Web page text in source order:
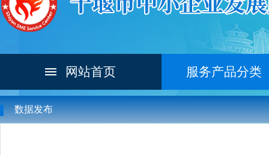
网站首页 服务产品分类
数据发布